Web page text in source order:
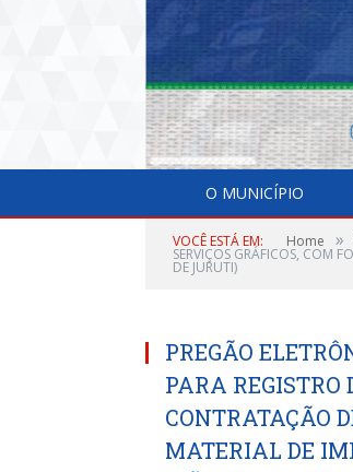
O MUNICÍPIO
VOCÊ ESTÁ EM: Home »
SERVIÇOS GRÁFICOS, COM
DE JURUTI)
PREGÃO
PARA REGISTRO
CONTRATAÇÃO
MATERIAL DE